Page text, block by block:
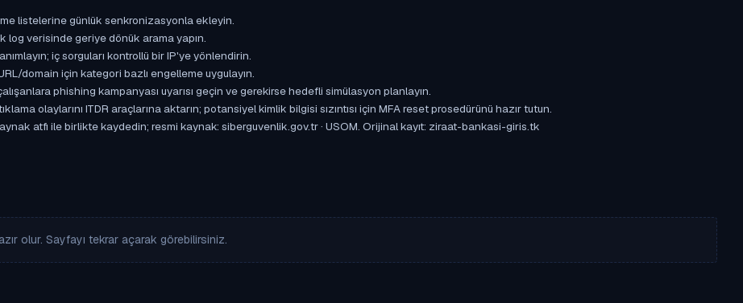
listelerine günlük senkronizasyonla ekleyin.
log verisinde geriye dönük arama yapın.
iç sorguları kontrollü bir IP'ye yönlendirin.
domain için kategori bazlı engelleme uygulayın.
phishing kampanyası uyarısı geçin ve gerekirse hedefli simülasyon planlayın.
olaylarını ITDR araçlarına aktarın; potansiyel kimlik bilgisi sızıntısı için MFA reset prosedürünü hazır tutun.
atfı ile birlikte kaydedin; resmi kaynak: siberguvenlik.gov.tr · USOM. Orijinal kayıt: ziraat-bankasi-giris.tk
olur. Sayfayı tekrar açarak görebilirsiniz.